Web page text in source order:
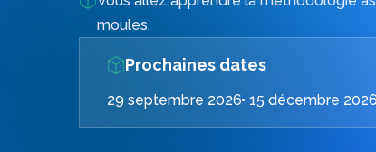
Vous souhaitez des informations
moules.
Prochaines dates
29 septembre 2026 15 décembre 2026